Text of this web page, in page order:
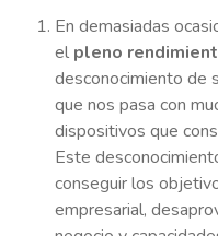
En demasiadas
el pleno
desconocimiento de
que nos pasa con
dispositivos que
Este
conseguir los
empresarial,